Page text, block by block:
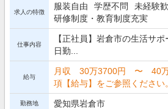
求人の特徴
服装自由 学歴不問
未経験
研修制度・教育制度充実
仕事内容
【正社員】岩倉市の生活サ
日勤...
給与
月収 30万3700円 〜 40万
項【給与】をご参照ください。
勤務地 愛知県岩倉市